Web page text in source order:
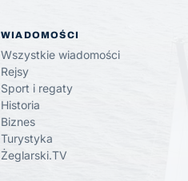
WIADOMOŚCI
Wszystkie wiadomości
Rejsy
Sport i regaty
Historia
Biznes
Turystyka
Żeglarski.TV